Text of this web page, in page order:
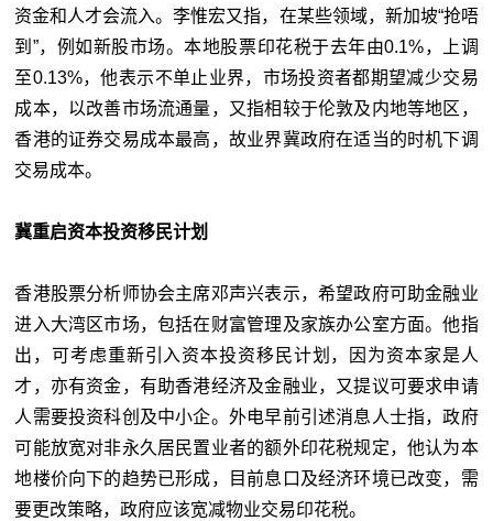
资金和人才会流入。李惟宏又指，在某些领域，新加坡“抢唔
到”，例如新股市场。本地股票印花税于去年由0.1%，上调
至0.13%，他表示不单止业界，市场投资者都期望减少交易
成本，以改善市场流通量，又指相较于伦敦及内地等地区，
香港的证券交易成本最高，故业界冀政府在适当的时机下调
交易成本。
冀重启资本投资移民计划
香港股票分析师协会主席邓声兴表示，希望政府可助金融业
进入大湾区市场，包括在财富管理及家族办公室方面。他指
出，可考虑重新引入资本投资移民计划，因为资本家是人
才，亦有资金，有助香港经济及金融业，又提议可要求申请
人需要投资科创及中小企。外电早前引述消息人士指，政府
可能放宽对非永久居民置业者的额外印花税规定，他认为本
地楼价向下的趋势已形成，目前息口及经济环境已改变，需
要更改策略，政府应该宽减物业交易印花税。